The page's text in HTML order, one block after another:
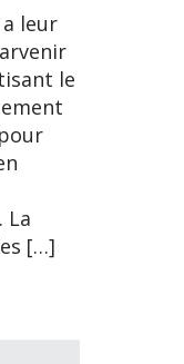
leur
le
La
[…]